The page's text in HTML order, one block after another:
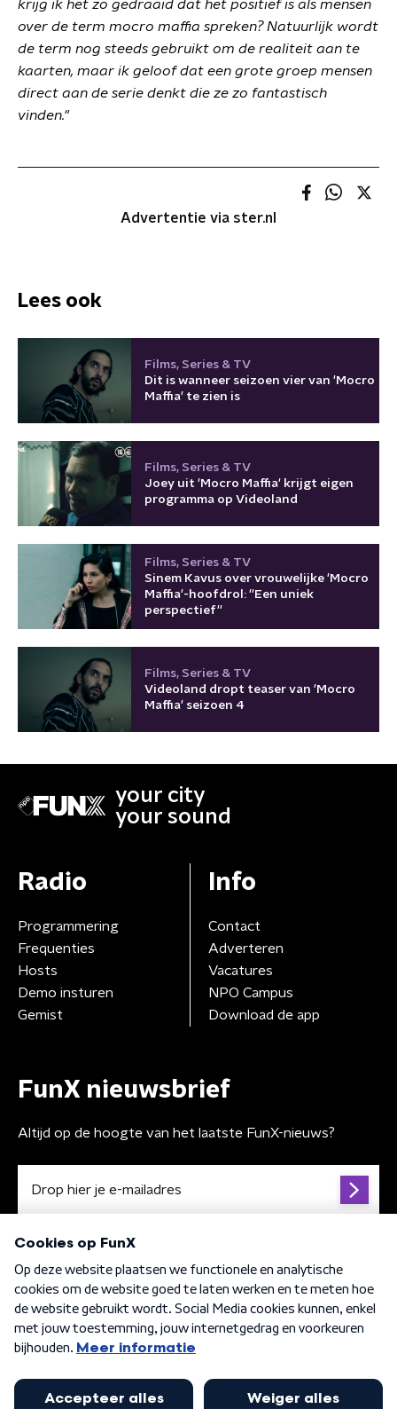
krijg ik het zo gedraaid dat het positief is als mensen
over de term mocro maffia spreken? Natuurlijk wordt
de term nog steeds gebruikt om de realiteit aan te
kaarten, maar ik geloof dat een grote groep mensen
direct aan de serie denkt die ze zo fantastisch
vinden."
Advertentie via ster.nl
Lees ook
Films, Series & TV
Dit is wanneer seizoen vier van 'Mocro
Maffia' te zien is
Films, Series & TV
Joey uit 'Mocro Maffia' krijgt eigen
programma op Videoland
Films, Series & TV
Sinem Kavus over vrouwelijke 'Mocro
Maffia'-hoofdrol: ''Een uniek
perspectief''
Films, Series & TV
Videoland dropt teaser van 'Mocro
Maffia' seizoen 4
your city
your sound
Radio
Programmering
Frequenties
Hosts
Demo insturen
Gemist
Info
Contact
Adverteren
Vacatures
NPO Campus
Download de app
FunX nieuwsbrief
Altijd op de hoogte van het laatste FunX-nieuws?
Algemene voorwaarden Privacybeleid